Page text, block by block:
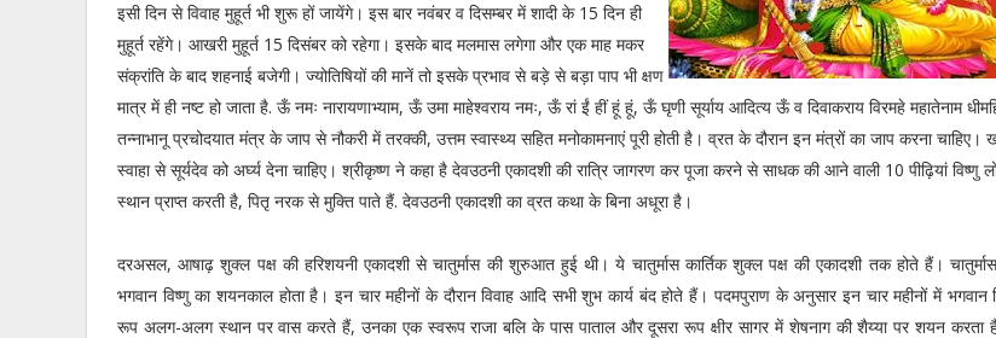
इसी दिन से विवाह मुहूर्त भी शुरू हों जायेंगे। इस बार नवंबर व दिसम्बर में शादी के 15 दिन ही
मुहूर्त रहेंगे। आखरी मुहूर्त 15 दिसंबर को रहेगा। इसके बाद मलमास लगेगा और एक माह मकर
संक्रांति के बाद शहनाई बजेगी। ज्योतिषियों की मानें तो इसके प्रभाव से बड़े से बड़ा पाप भी क्षण
मात्र में ही नष्ट हो जाता है. ऊँ नमः नारायणाभ्याम, ऊँ उमा माहेश्वराय नमः, ऊँ रां ईं हीं हूं हूं, ऊँ घृणी सूर्याय आदित्य ऊँ व दिवाकराय विरमहे महातेनाम
तन्नाभानू प्रचोदयात मंत्र के जाप से नौकरी में तरक्की, उत्तम स्वास्थ्य सहित मनोकामनाएं पूरी होती है। व्रत के दौरान इन मंत्रों का जाप करना चाहिए।
स्वाहा से सूर्यदेव को अर्घ्य देना चाहिए। श्रीकृष्ण ने कहा है देवउठनी एकादशी की रात्रि जागरण कर पूजा करने से साधक की आने वाली 10 पीढ़ियां विष्णु
स्थान प्राप्त करती है, पितृ नरक से मुक्ति पाते हैं. देवउठनी एकादशी का व्रत कथा के बिना अधूरा है।
दरअसल, आषाढ़ शुक्ल पक्ष की हरिशयनी एकादशी से चातुर्मास की शुरुआत हुई थी। ये चातुर्मास कार्तिक शुक्ल पक्ष की एकादशी तक होते हैं।
भगवान विष्णु का शयनकाल होता है। इन चार महीनों के दौरान विवाह आदि सभी शुभ कार्य बंद होते हैं। पदमपुराण के अनुसार इन चार महीनों में भगवान
रूप अलग-अलग स्थान पर वास करते हैं, उनका एक स्वरूप राजा बलि के पास पाताल और दूसरा रूप क्षीर सागर में शेषनाग की शैय्या पर शयन करता